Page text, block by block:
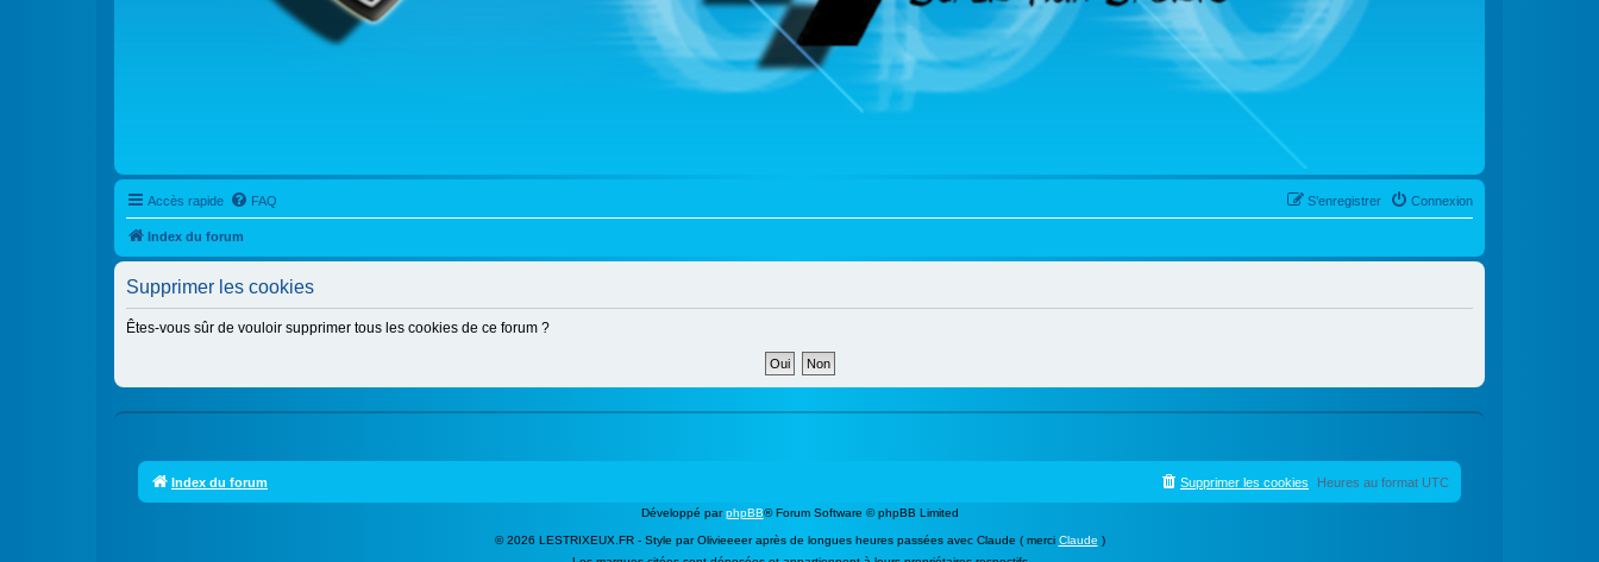
Accès rapide FAQ Connexion
S’enregistrer
Index du forum
Supprimer les cookies
Êtes-vous sûr de vouloir supprimer tous les cookies de ce forum ?
Index du forum Heures au format UTC
Supprimer les cookies
Développé parphpBB® Forum Software © phpBB Limited
© 2026 LESTRIXEUX.FR - Style par Olivieeeer après de longues heures passées avec Claude ( merci Claude )